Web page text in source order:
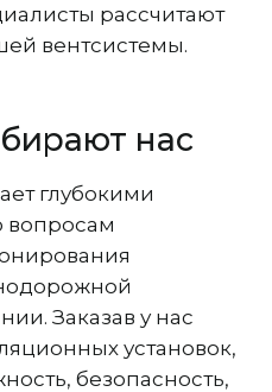
рассчитают
вентсистемы.
нас
глубокими
вопросам
Заказав у нас
установок,
безопасность,